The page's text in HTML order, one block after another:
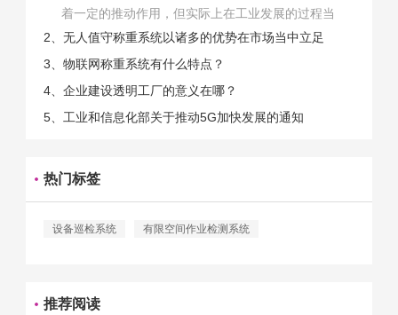
着一定的推动作用，但实际上在工业发展的过程当
中，能够推动相关产业发展的具体结束是非常的多
的。那么为什么企业一定需要...
2、无人值守称重系统以诸多的优势在市场当中立足
3、物联网称重系统有什么特点？
4、企业建设透明工厂的意义在哪？
5、工业和信息化部关于推动5G加快发展的通知
热门标签
设备巡检系统 有限空间作业检测系统
推荐阅读